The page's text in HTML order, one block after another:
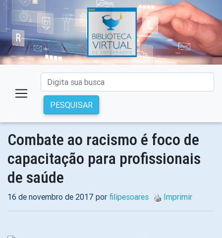
PESQUISAR
Combate ao racismo é foco de
capacitação para profissionais
de saúde
16 de novembro de 2017 por filipesoares Imprimir